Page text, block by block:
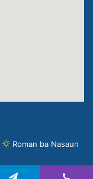
Roman ba Nasaun